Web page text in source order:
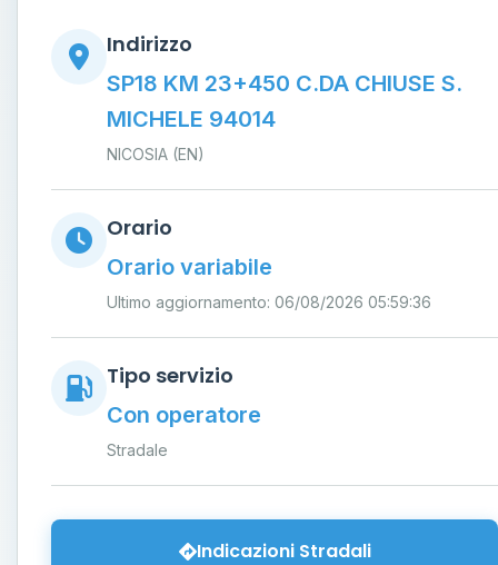
Indirizzo
SP18 KM 23+450 C.DA CHIUSE S.
MICHELE 94014
NICOSIA (EN)
Orario
Orario variabile
Ultimo aggiornamento: 06/08/2026 05:59:36
Tipo servizio
Con operatore
Stradale
Indicazioni Stradali